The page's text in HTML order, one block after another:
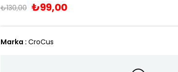
₺130,00 ₺99,00
Marka : CroCus